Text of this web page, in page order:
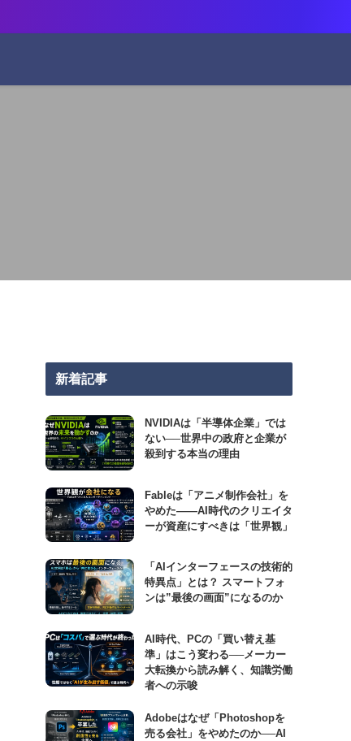
新着記事
NVIDIAは「半導体企業」では
ない──世界中の政府と企業が
殺到する本当の理由
Fableは「アニメ制作会社」を
やめた――AI時代のクリエイタ
ーが資産にすべきは「世界観」
「AIインターフェースの技術的
特異点」とは？ スマートフォ
ンは”最後の画面”になるのか
AI時代、PCの「買い替え基
準」はこう変わる──メーカー
大転換から読み解く、知識労働
者への示唆
Adobeはなぜ「Photoshopを
売る会社」をやめたのか──AI